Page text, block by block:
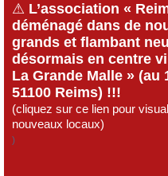
⚠ L’association «
déménagé dans de
grands et flambant
désormais en centre
La Grande Malle » (au
51100 Reims) !!!
(cliquez sur ce lien pour
nouveaux locaux)
)